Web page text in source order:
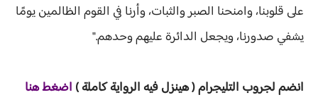
على قلوبنا، وامنحنا الصبر والثبات، وأرنا في القوم الظالمين يومًا
يشفي صدورنا، ويجعل الدائرة عليهم وحدهم."
انضم لجروب التليجرام ( هينزل فيه الرواية كاملة ) اضغط هنا